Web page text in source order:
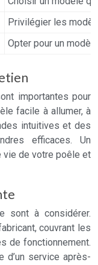
Privilégier les
Opter pour un
importantes pour
facile à allumer, à
intuitives et des
efficaces. Un
vie de votre poêle et
sont à considérer.
couvrant les
de fonctionnement.
d’un service après-